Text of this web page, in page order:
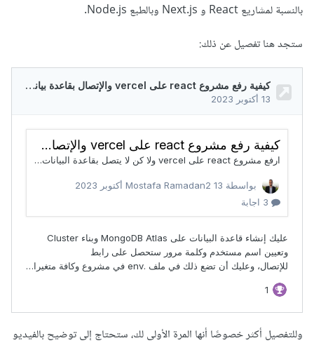
بالنسبة لمشاريع React و Next.js وبالطبع Node.js.
ستجد هنا تفصيل عن ذلك:
وللتفصيل أكثر خصوصًا أنها المرة الأولى لك، ستحتاج إلى توضيح بالفيديو